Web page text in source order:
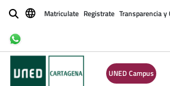
BuscarMatriculate Registrate Transparencia y
UNED Campus